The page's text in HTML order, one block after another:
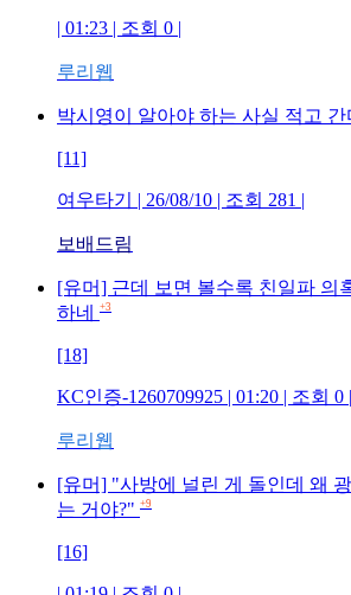
| 01:23 | 조회 0 |
루리웹
박시영이 알아야 하는 사실 적고 간
[11]
여우타기 | 26/08/10 | 조회 281 |
보배드림
[유머] 근데 보면 볼수록 친일파 의
하네
+3
[18]
KC인증-1260709925 | 01:20 | 조회 0 |
루리웹
[유머] "사방에 널린 게 돌인데 왜
는 거야?" +9
[16]